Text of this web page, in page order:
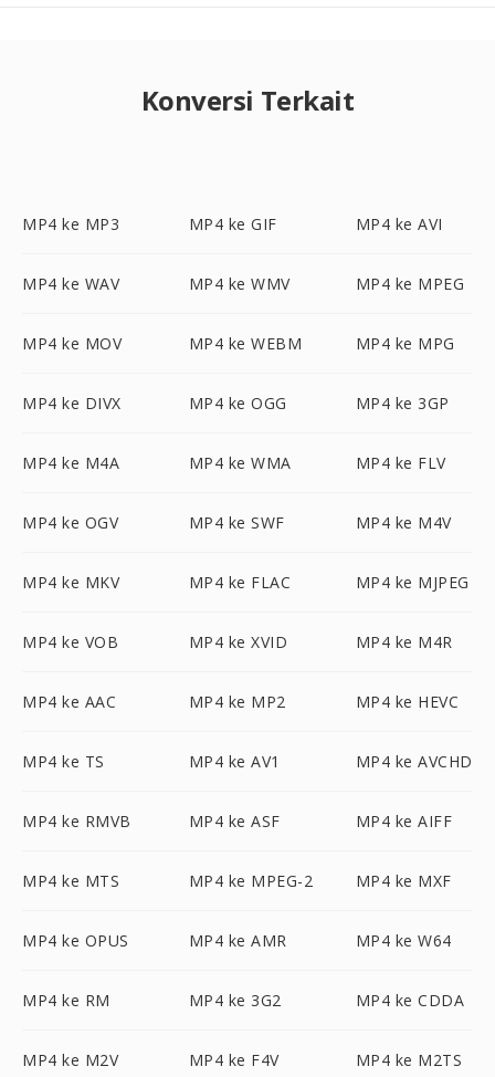
Konversi Terkait
MP4 ke MP3 MP4 ke GIF MP4 ke AVI
MP4 ke WAV MP4 ke WMV MP4 ke MPEG
MP4 ke MOV MP4 ke WEBM MP4 ke MPG
MP4 ke DIVX MP4 ke OGG MP4 ke 3GP
MP4 ke M4A MP4 ke WMA MP4 ke FLV
MP4 ke OGV MP4 ke SWF MP4 ke M4V
MP4 ke MKV MP4 ke FLAC MP4 ke MJPEG
MP4 ke VOB MP4 ke XVID MP4 ke M4R
MP4 ke AAC MP4 ke MP2 MP4 ke HEVC
MP4 ke TS MP4 ke AV1 MP4 ke AVCHD
MP4 ke RMVB MP4 ke ASF MP4 ke AIFF
MP4 ke MTS MP4 ke MPEG-2 MP4 ke MXF
MP4 ke OPUS MP4 ke AMR MP4 ke W64
MP4 ke RM MP4 ke 3G2 MP4 ke CDDA
MP4 ke M2V MP4 ke F4V MP4 ke M2TS